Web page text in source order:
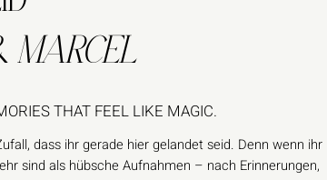
MARCEL
THAT FEEL LIKE MAGIC.
dass ihr gerade hier gelandet seid. Denn wenn ihr
sind als hübsche Aufnahmen – nach Erinnerungen,